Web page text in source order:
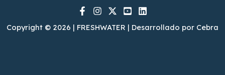
Copyright © 2026 | FRESHWATER | Desarrollado por Cebra